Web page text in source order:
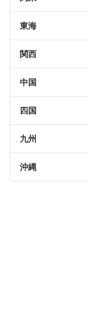
東海
関西
中国
四国
九州
沖縄